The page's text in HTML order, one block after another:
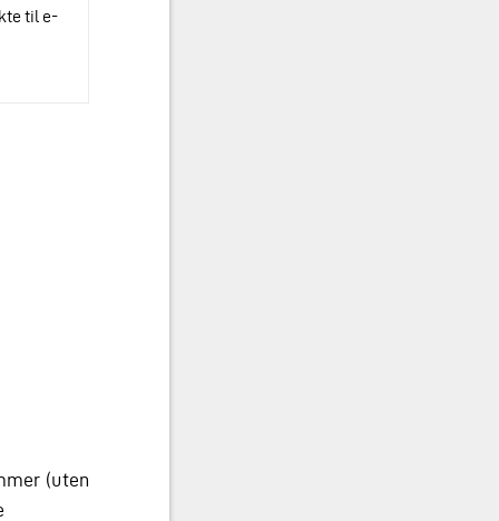
til e-
(uten